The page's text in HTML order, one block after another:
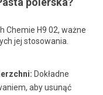
Chemie H9 02, ważne
jej stosowania.
Dokładne
aby usunąć